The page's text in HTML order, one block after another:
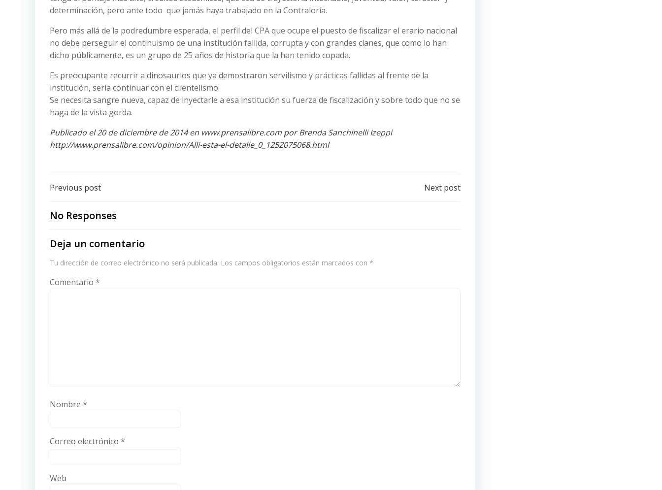
determinación, pero ante todo que jamás haya trabajado en la Contraloría.
Pero más allá de la podredumbre esperada, el perfil del CPA que ocupe el puesto de fiscalizar el erario nacional
no debe perseguir el continuismo de una institución fallida, corrupta y con grandes clanes, que como lo han
dicho públicamente, es un grupo de 25 años de historia que la han tenido copada.
Es preocupante recurrir a dinosaurios que ya demostraron servilismo y prácticas fallidas al frente de la
institución, sería continuar con el clientelismo.
Se necesita sangre nueva, capaz de inyectarle a esa institución su fuerza de fiscalización y sobre todo que no se
haga de la vista gorda.
Publicado el 20 de diciembre de 2014 en www.prensalibre.com por Brenda Sanchinelli Izeppi
http://www.prensalibre.com/opinion/Alli-esta-el-detalle_0_1252075068.html
Post
navigation
Previous post Next post
No Responses
Deja un comentario
Tu dirección de correo electrónico no será publicada. Los campos obligatorios están marcados con *
Comentario *
Nombre *
Correo electrónico *
Web